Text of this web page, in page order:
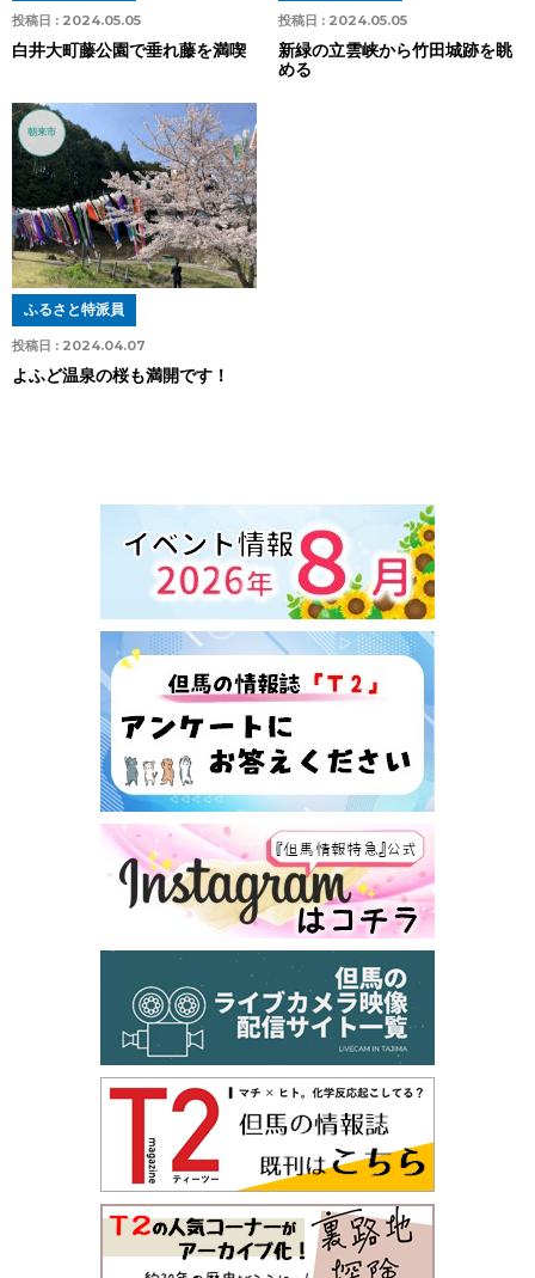
投稿日 : 2024.05.05
白井大町藤公園で垂れ藤を満喫
投稿日 : 2024.05.05
新緑の立雲峡から竹田城跡を眺
める
朝来市
投稿日 : 2024.04.07
ふるさと特派員
よふど温泉の桜も満開です！